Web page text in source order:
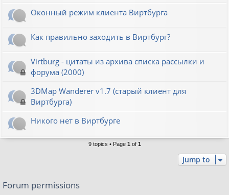
Оконный режим клиента Виртбурга
Как правильно заходить в Виртбург?
Virtburg - цитаты из архива списка рассылки и
форума (2000)
3DMap Wanderer v1.7 (старый клиент для
Виртбурга)
Никого нет в Виртбурге
9 topics • Page 1 of 1
Jump to
Forum permissions